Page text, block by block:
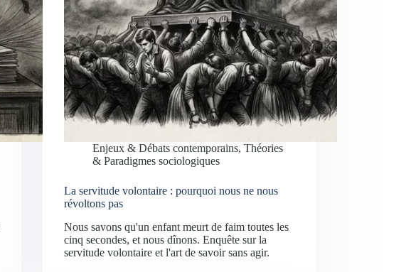
Enjeux & Débats contemporains,Théories
& Paradigmes sociologiques
La servitude volontaire : pourquoi nous ne nous
révoltons pas
Nous savons qu'un enfant meurt de faim toutes les
cinq secondes, et nous dînons. Enquête sur la
servitude volontaire et l'art de savoir sans agir.